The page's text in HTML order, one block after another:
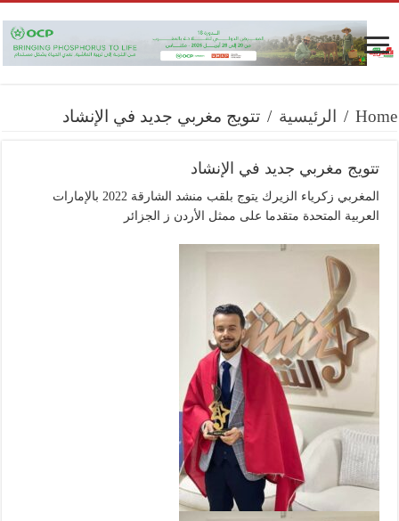
Home
/ الرئيسية / تتويج مغربي جديد في الإنشاد
تتويج مغربي جديد في الإنشاد
المغربي زكرياء الزيرك يتوج بلقب منشد الشارقة 2022 بالإمارات
العربية المتحدة متقدما على ممثل الأردن ز الجزائر